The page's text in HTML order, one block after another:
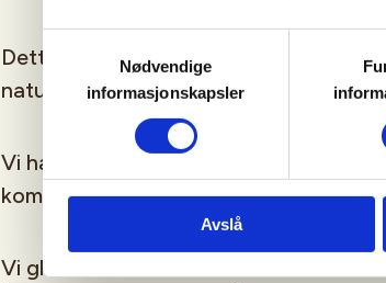
Nødvendige
informasjonskapsler
Avslå
Dette er en fin familieaktivitet for
naturen sammen og som gjerne vil
Vi har påmelding for å kunne
kommer.
Vi gleder oss til å se dere!